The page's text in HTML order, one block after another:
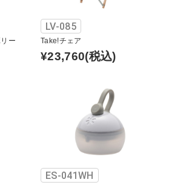
ー
LV-085
Take!チェア
¥23,760(税込)
ES-041WH